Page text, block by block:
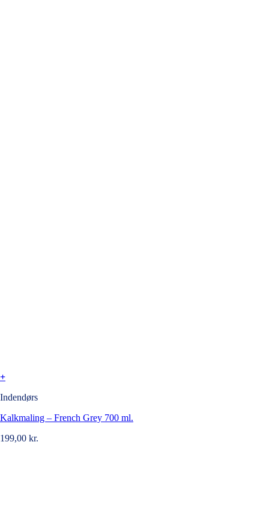
+
Indendørs
Kalkmaling – French Grey 700 ml.
199,00 kr.